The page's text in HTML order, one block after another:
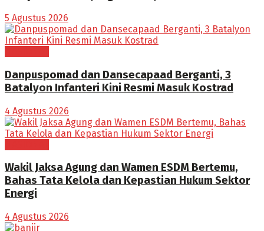
5 Agustus 2026
Danpuspomad dan Dansecapaad Berganti, 3
Batalyon Infanteri Kini Resmi Masuk Kostrad
4 Agustus 2026
Wakil Jaksa Agung dan Wamen ESDM Bertemu,
Bahas Tata Kelola dan Kepastian Hukum Sektor
Energi
4 Agustus 2026